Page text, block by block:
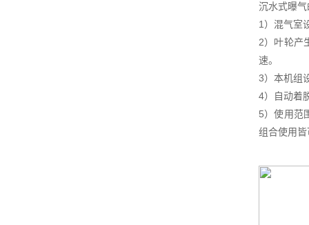
沉水式曝
1）混气室
2）叶轮产
速。
3）本机组
4）自动着
5）使用范
组合使用皆